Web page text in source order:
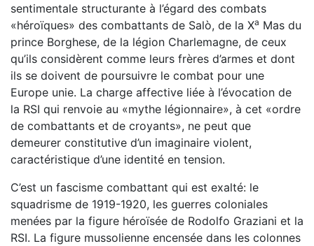
sentimentale structurante à l’égard des combats
«héroïques» des combattants de Salò, de la Xa Mas du
prince Borghese, de la légion Charlemagne, de ceux
qu’ils considèrent comme leurs frères d’armes et dont
ils se doivent de poursuivre le combat pour une
Europe unie. La charge affective liée à l’évocation de
la RSI qui renvoie au «mythe légionnaire», à cet «ordre
de combattants et de croyants», ne peut que
demeurer constitutive d’un imaginaire violent,
caractéristique d’une identité en tension.
C’est un fascisme combattant qui est exalté: le
squadrisme de 1919-1920, les guerres coloniales
menées par la figure héroïsée de Rodolfo Graziani et la
RSI. La figure mussolienne encensée dans les colonnes